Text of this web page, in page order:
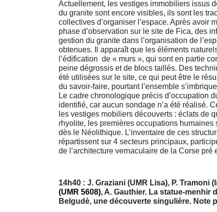
Actuellement, les vestiges immobiliers issus
du granite sont encore visibles, ils sont les
collectives d’organiser l’espace. Après avoir
phase d’observation sur le site de Fica, des
gestion du granite dans l’organisation de
obtenues. Il apparaît que les éléments
l’édification de « murs », qui sont en partie
peine dégrossis et de blocs taillés. Des
été utilisées sur le site, ce qui peut être le
du savoir-faire, pourtant l’ensemble
Le cadre chronologique précis d’occupation
identifié, car aucun sondage n’a été réalisé.
les vestiges mobiliers découverts : éclats de
rhyolite, les premières occupations humaines
dès le Néolithique. L’inventaire de ces
répartissent sur 4 secteurs principaux,
de l’architecture vernaculaire de la Corse pré
14h40 : J. Graziani (UMR Lisa), P. Tramoni
(UMR 5608), A. Gauthier. La statue-menhir
Belgudè, une découverte singulière. Note